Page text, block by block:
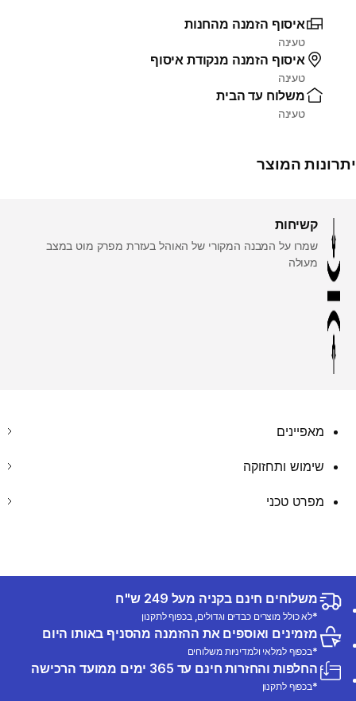
איסוף הזמנה מהחנות
טעינה
איסוף הזמנה מנקודת איסוף
טעינה
משלוח עד הבית
טעינה
יתרונות המוצר
קשיחות
שמרו על המבנה המקורי של האוהל בעזרת מפרק מוט במצב
מעולה
מאפיינים
שימוש ותחזוקה
מפרט טכני
משלוחים חינם בקניה מעל 249 ש"ח
*לא כולל מוצרים כבדים וגדולים, בכפוף לתקנון
מזמינים ואוספים את ההזמנה מהסניף באותו היום
*בכפוף למלאי ולמדיניות משלוחים
החלפות והחזרות חינם עד 365 ימים ממועד הרכישה
*בכפוף לתקנון